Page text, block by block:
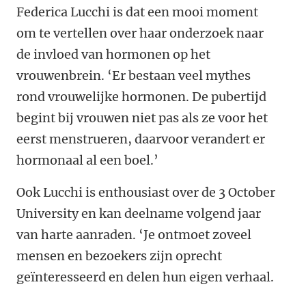
Federica Lucchi is dat een mooi moment
om te vertellen over haar onderzoek naar
de invloed van hormonen op het
vrouwenbrein. ‘Er bestaan veel mythes
rond vrouwelijke hormonen. De pubertijd
begint bij vrouwen niet pas als ze voor het
eerst menstrueren, daarvoor verandert er
hormonaal al een boel.’
Ook Lucchi is enthousiast over de 3 October
University en kan deelname volgend jaar
van harte aanraden. ‘Je ontmoet zoveel
mensen en bezoekers zijn oprecht
geïnteresseerd en delen hun eigen verhaal.